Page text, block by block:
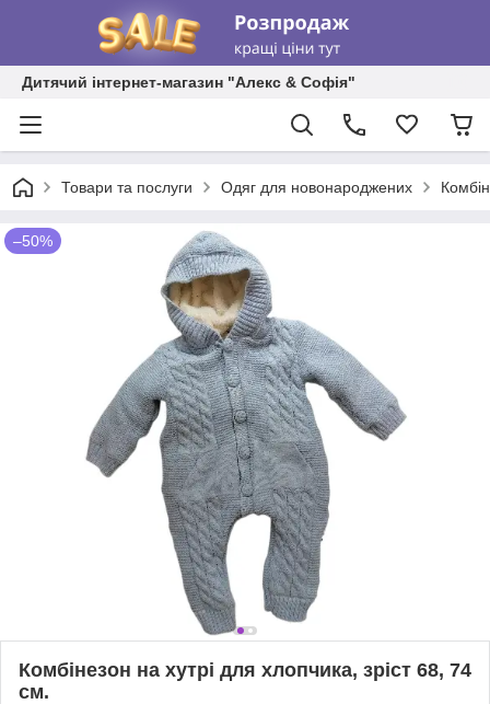
Дитячий інтернет-магазин "Алекс & Софія"
Товари та послуги Одяг для новонароджених
–50%
Комбінезон на хутрі для хлопчика, зріст 68, 74
см.